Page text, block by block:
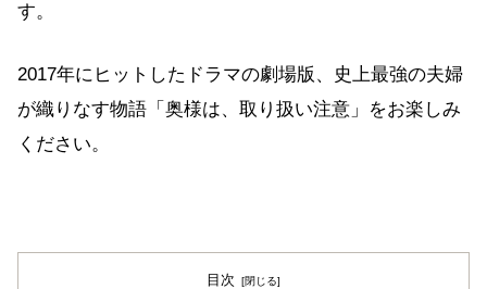
す。
2017年にヒットしたドラマの劇場版、史上最強の夫婦
が織りなす物語「奥様は、取り扱い注意」をお楽しみ
ください。
目次